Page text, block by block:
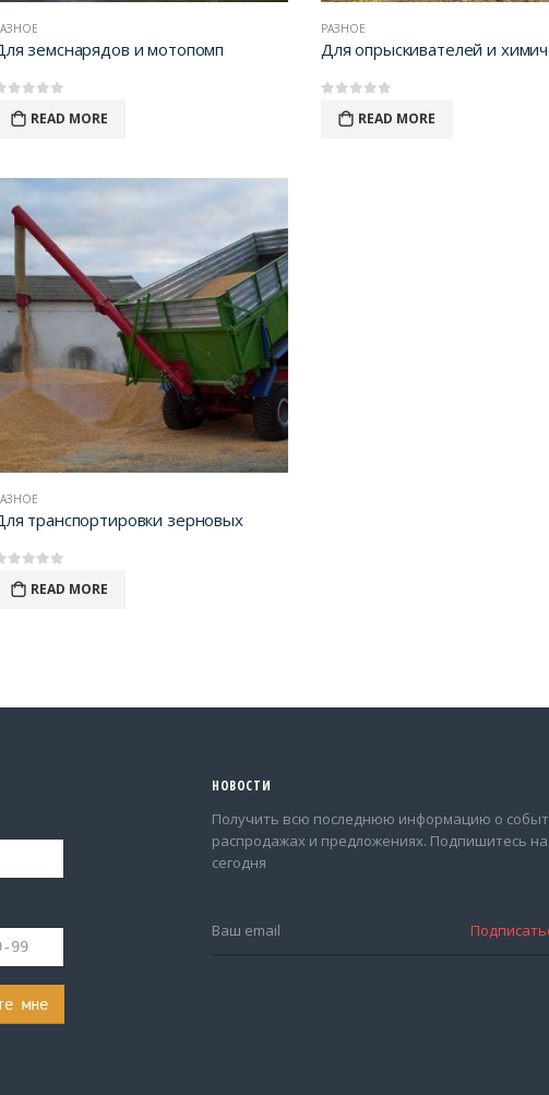
земснарядов и мотопомп
READ MORE
РАЗНОЕ
READ MORE
транспортировки зерновых
READ MORE
НОВОСТИ
Получить всю последнюю информацию о
распродажах и предложениях. Подпишитесь на
сегодня